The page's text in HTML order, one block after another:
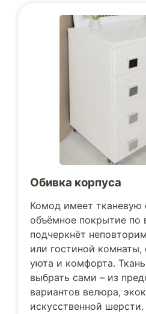
Обивка корпуса
Комод имеет тканевую
объёмное покрытие по
подчеркнёт
или гостиной
уюта и комфорта.
выбрать сами – из
вариантов велюра,
искусственной